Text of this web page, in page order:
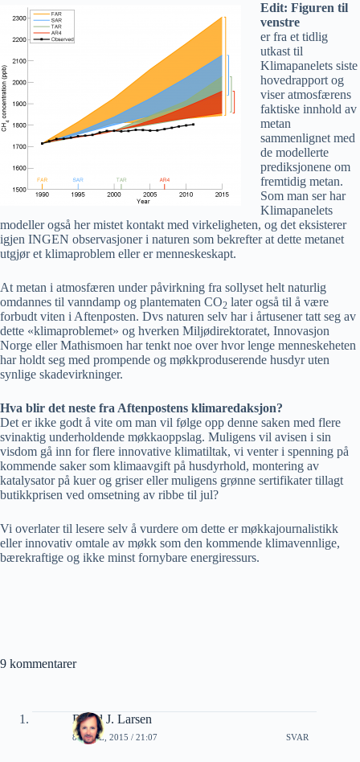
Edit: Figuren til
venstre
er fra et tidlig
utkast til
Klimapanelets siste
hovedrapport og
viser atmosfærens
faktiske innhold av
metan
sammenlignet med
de modellerte
prediksjonene om
fremtidig metan.
Som man ser har
Klimapanelets
modeller også her mistet kontakt med virkeligheten, og det eksisterer
igjen INGEN observasjoner i naturen som bekrefter at dette metanet
utgjør et klimaproblem eller er menneskeskapt.
At metan i atmosfæren under påvirkning fra sollyset helt naturlig
omdannes til vanndamp og plantematen CO2 later også til å være
forbudt viten i Aftenposten. Dvs naturen selv har i årtusener tatt seg av
dette «klimaproblemet» og hverken Miljødirektoratet, Innovasjon
Norge eller Mathismoen har tenkt noe over hvor lenge menneskeheten
har holdt seg med prompende og møkkproduserende husdyr uten
synlige skadevirkninger.
Hva blir det neste fra Aftenpostens klimaredaksjon?
Det er ikke godt å vite om man vil følge opp denne saken med flere
svinaktig underholdende møkkaoppslag. Muligens vil avisen i sin
visdom gå inn for flere innovative klimatiltak, vi venter i spenning på
kommende saker som klimaavgift på husdyrhold, montering av
katalysator på kuer og griser eller muligens grønne sertifikater tillagt
butikkprisen ved omsetning av ribbe til jul?
Vi overlater til lesere selv å vurdere om dette er møkkajournalistikk
eller innovativ omtale av møkk som den kommende klimavennlige,
bærekraftige og ikke minst fornybare energiressurs.
9 kommentarer
Roald J. Larsen
8 APRIL, 2015 / 21:07 SVAR